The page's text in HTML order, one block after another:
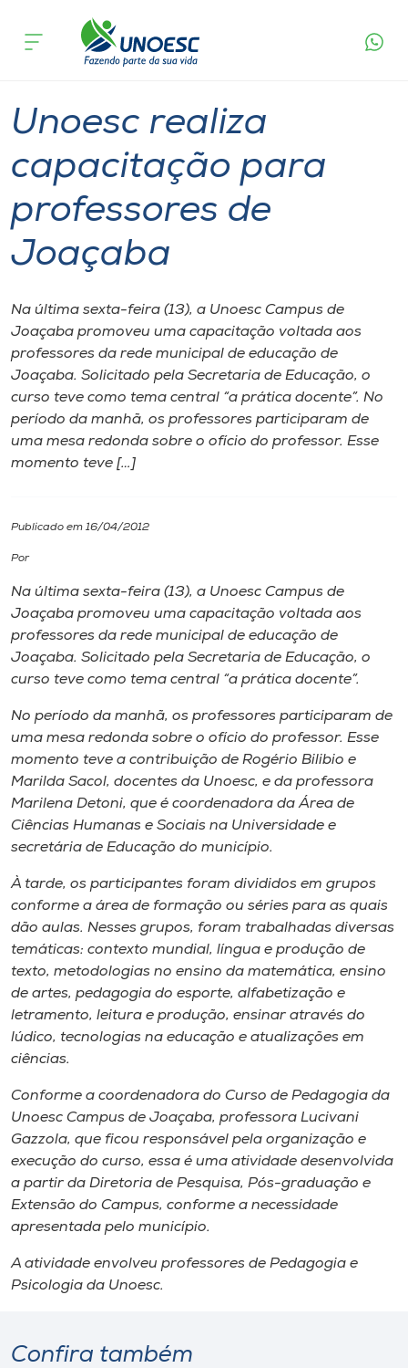
Cursos
Atendimento ao Estudante
Portal de Ensino
A
Unoesc
Internacionalização
I.nova
Cultura
CPA
Biblioteca
Editora
Rádio
Museu
Unoesc
Store
Selecione
acontece
Unoesc realiza
capacitação para
professores de
Joaçaba
Na última sexta-feira (13), a Unoesc Campus de
Joaçaba promoveu uma capacitação voltada aos
professores da rede municipal de educação de
Joaçaba. Solicitado pela Secretaria de Educação, o
curso teve como tema central “a prática docente”. No
período da manhã, os professores participaram de
uma mesa redonda sobre o ofício do professor. Esse
momento teve […]
Publicado em 16/04/2012
Por
Na última sexta-feira (13), a Unoesc Campus de
Joaçaba promoveu uma capacitação voltada aos
professores da rede municipal de educação de
Joaçaba. Solicitado pela Secretaria de Educação, o
curso teve como tema central “a prática docente”.
No período da manhã, os professores participaram de
uma mesa redonda sobre o ofício do professor. Esse
momento teve a contribuição de Rogério Bilibio e
Marilda Sacol, docentes da Unoesc, e da professora
Marilena Detoni, que é coordenadora da Área de
Ciências Humanas e Sociais na Universidade e
secretária de Educação do município.
À tarde, os participantes foram divididos em grupos
conforme a área de formação ou séries para as quais
dão aulas. Nesses grupos, foram trabalhadas diversas
temáticas: contexto mundial, língua e produção de
texto, metodologias no ensino da matemática, ensino
de artes, pedagogia do esporte, alfabetização e
letramento, leitura e produção, ensinar através do
lúdico, tecnologias na educação e atualizações em
ciências.
Conforme a coordenadora do Curso de Pedagogia da
Unoesc Campus de Joaçaba, professora Lucivani
Gazzola, que ficou responsável pela organização e
execução do curso, essa é uma atividade desenvolvida
a partir da Diretoria de Pesquisa, Pós-graduação e
Extensão do Campus, conforme a necessidade
apresentada pelo município.
A atividade envolveu professores de Pedagogia e
Psicologia da Unoesc.
Confira também